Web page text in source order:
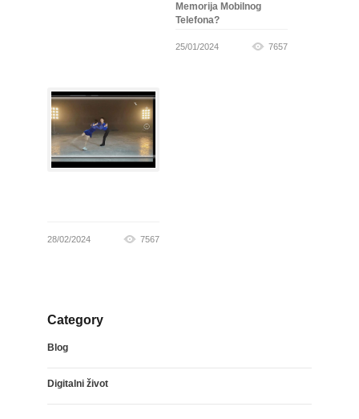
Memorija Mobilnog
Telefona?
25/01/2024 7657
28/02/2024 7567
Category
Blog
Digitalni život